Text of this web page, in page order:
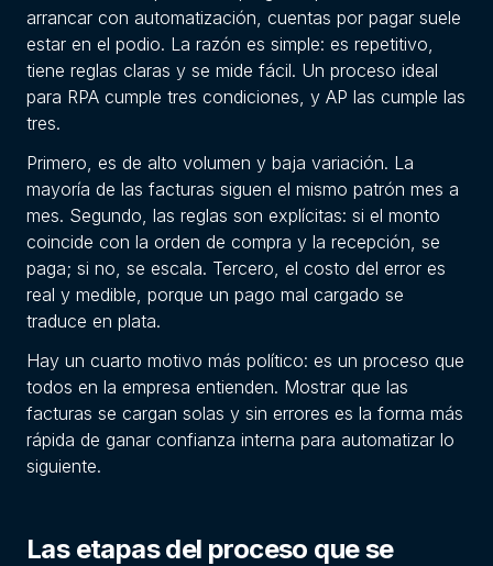
arrancar con automatización, cuentas por pagar suele
estar en el podio. La razón es simple: es repetitivo,
tiene reglas claras y se mide fácil. Un proceso ideal
para RPA cumple tres condiciones, y AP las cumple las
tres.
Primero, es de alto volumen y baja variación. La
mayoría de las facturas siguen el mismo patrón mes a
mes. Segundo, las reglas son explícitas: si el monto
coincide con la orden de compra y la recepción, se
paga; si no, se escala. Tercero, el costo del error es
real y medible, porque un pago mal cargado se
traduce en plata.
Hay un cuarto motivo más político: es un proceso que
todos en la empresa entienden. Mostrar que las
facturas se cargan solas y sin errores es la forma más
rápida de ganar confianza interna para automatizar lo
siguiente.
Las etapas del proceso que se